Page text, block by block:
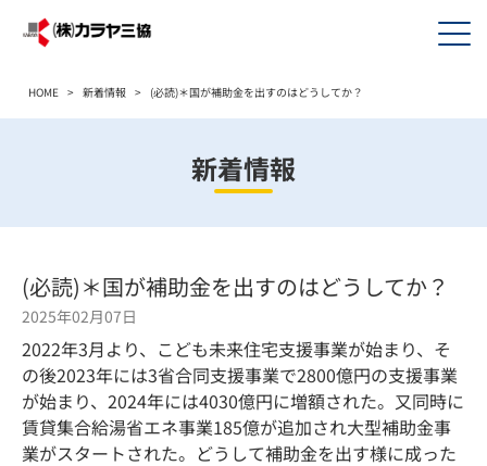
HOME > 新着情報 > (必読)＊国が補助金を出すのはどうしてか？
新着情報
(必読)＊国が補助金を出すのはどうしてか？
2025年02月07日
2022年3月より、こども未来住宅支援事業が始まり、そ
の後2023年には3省合同支援事業で2800億円の支援事業
が始まり、2024年には4030億円に増額された。又同時に
賃貸集合給湯省エネ事業185億が追加され大型補助金事
業がスタートされた。どうして補助金を出す様に成った